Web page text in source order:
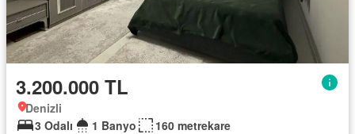
3.200.000 TL
Denizli
3 Odalı
1 Banyo
160 metrekare